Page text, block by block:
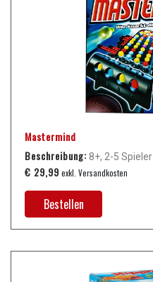
Mastermind
Beschreibung: 8+, 2-5 Spieler
€ 29,99 exkl. Versandkosten
Bestellen